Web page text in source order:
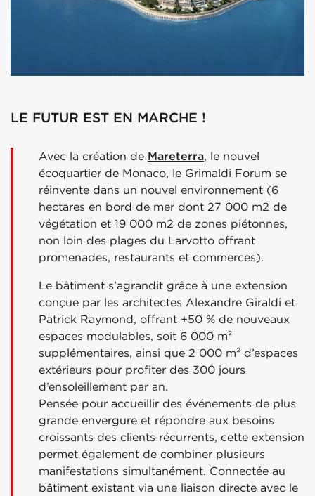
LE FUTUR EST EN MARCHE !
Avec la création de Mareterra, le nouvel
écoquartier de Monaco, le Grimaldi Forum se
réinvente dans un nouvel environnement (6
hectares en bord de mer dont 27 000 m2 de
végétation et 19 000 m2 de zones piétonnes,
non loin des plages du Larvotto offrant
promenades, restaurants et commerces).
Le bâtiment s’agrandit grâce à une extension
conçue par les architectes Alexandre Giraldi et
Patrick Raymond, offrant +50 % de nouveaux
espaces modulables, soit 6 000 m²
supplémentaires, ainsi que 2 000 m² d’espaces
extérieurs pour profiter des 300 jours
d’ensoleillement par an.
Pensée pour accueillir des événements de plus
grande envergure et répondre aux besoins
croissants des clients récurrents, cette extension
permet également de combiner plusieurs
manifestations simultanément. Connectée au
bâtiment existant via une liaison directe avec le